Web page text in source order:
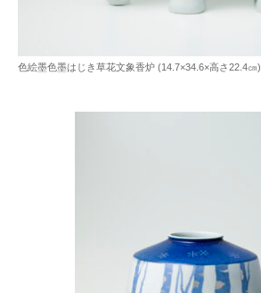
色絵墨色墨はじき草花文象香炉 (14.7×34.6×高さ22.4㎝)